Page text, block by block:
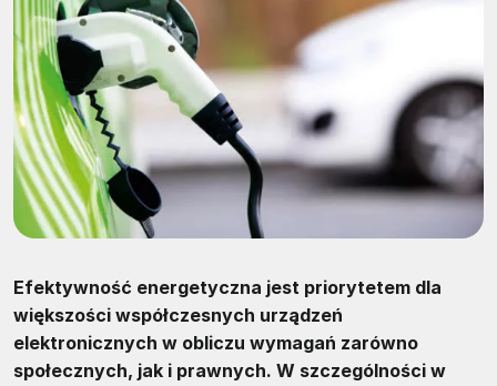
Efektywność energetyczna jest priorytetem dla
większości współczesnych urządzeń
elektronicznych w obliczu wymagań zarówno
społecznych, jak i prawnych. W szczególności w